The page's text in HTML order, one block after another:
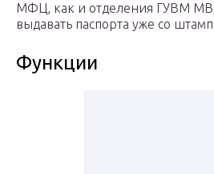
МФЦ, как и отделения ГУВМ
выдавать паспорта уже со
Функции